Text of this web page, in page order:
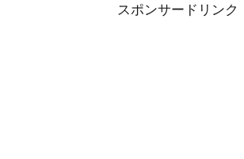
スポンサードリンク